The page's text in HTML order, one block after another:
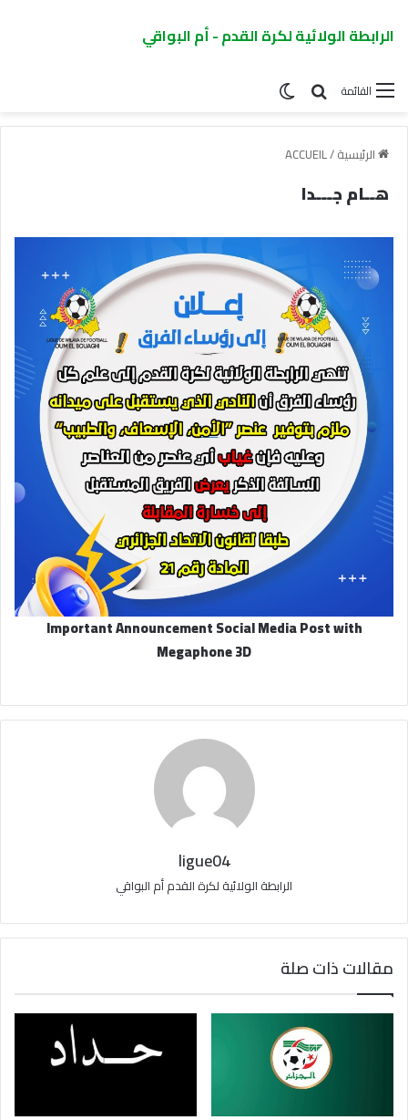
الرابطة الولائية لكرة القدم - أم البواقي
القائمة
الرئيسية/
ACCUEIL
هــام جـــدا
Important Announcement Social Media Post with
Megaphone 3D
ligue04
الرابطة الولائية لكرة القدم أم البواقي
مقالات ذات صلة